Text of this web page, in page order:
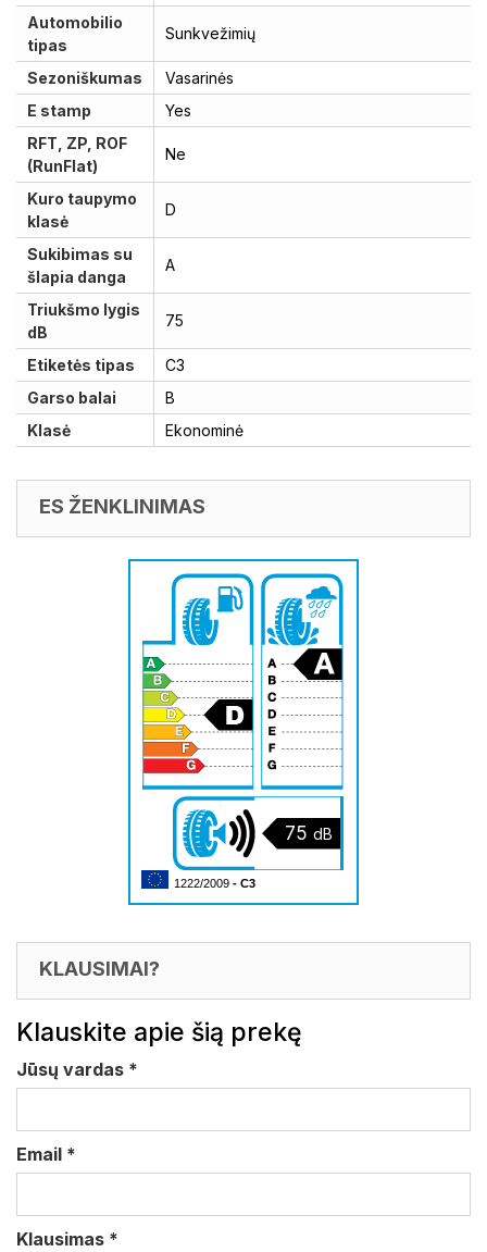
Automobilio
tipas
Sunkvežimių
Sezoniškumas
Vasarinės
E stamp
Yes
RFT, ZP, ROF
(RunFlat)
Ne
Kuro taupymo
klasė
D
Sukibimas su
šlapia danga
A
Triukšmo lygis
dB
75
Etiketės tipas
C3
Garso balai
B
Klasė
Ekonominė
ES ŽENKLINIMAS
75 dB
1222/2009 - C3
KLAUSIMAI?
Klauskite apie šią prekę
Jūsų vardas *
Email *
Klausimas *